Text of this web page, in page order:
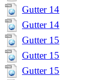
Gutter 14
Gutter 14
Gutter 15
Gutter 15
Gutter 15